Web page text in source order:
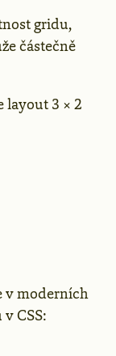
gridu,
částečně
layout 3 × 2
v moderních
CSS: